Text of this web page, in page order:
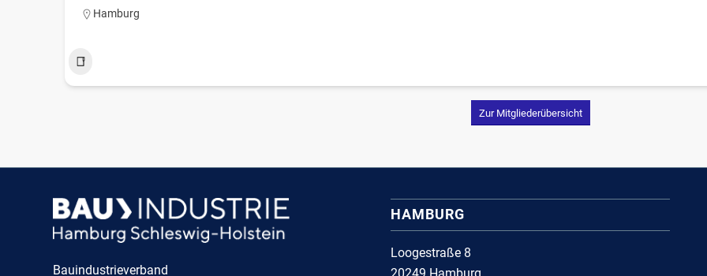
Hamburg
Zur Mitgliederübersicht
Bauindustrieverband
HAMBURG
Loogestraße 8